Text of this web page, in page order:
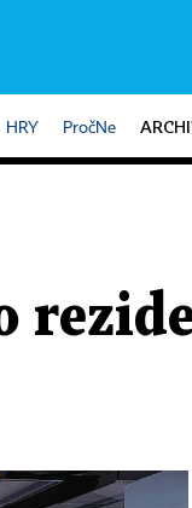
HRY PročNe